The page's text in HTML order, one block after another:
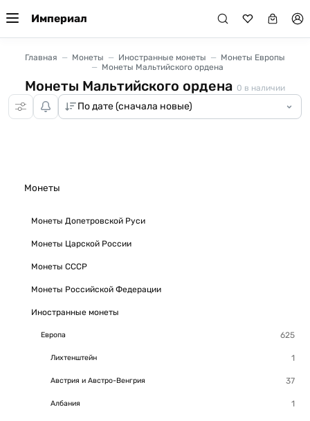
Империал
Монеты
Монеты Допетровской Руси
Монеты Царской России
Монеты СССР
Монеты Российской Федерации
Иностранные монеты
Европа
Лихтенштейн
Австрия и Австро-Венгрия
Албания
Главная Монеты Иностранные монеты
Монеты Европы
Монеты Мальтийского ордена
Монеты Мальтийского ордена 0 в наличии